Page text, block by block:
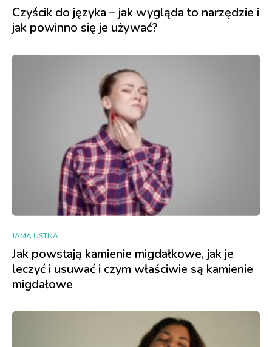
Czyścik do języka – jak wygląda to narzędzie i
jak powinno się je używać?
JAMA USTNA
Jak powstają kamienie migdałkowe, jak je
leczyć i usuwać i czym właściwie są kamienie
migdałowe